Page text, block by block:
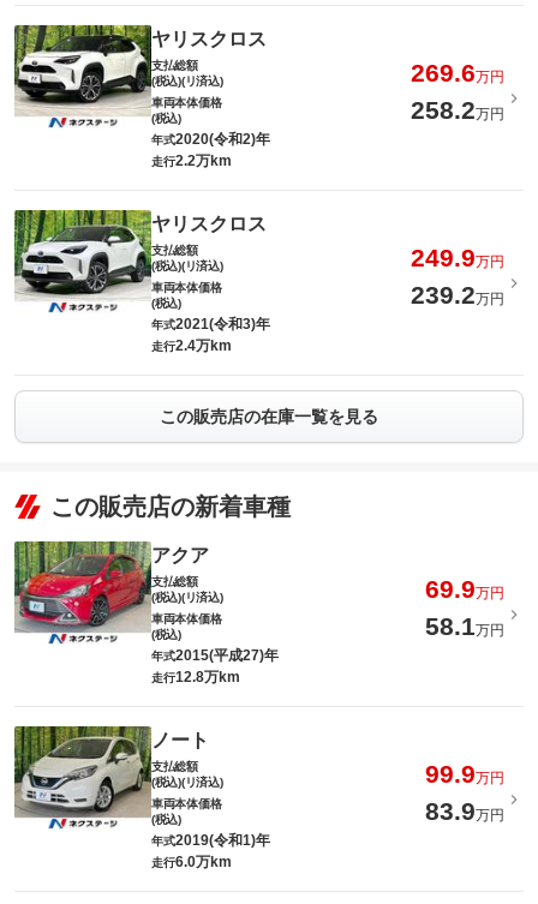
ヤリスクロス
支払総額
(税込)(リ済込)
269.6万円
車両本体価格
(税込)
258.2万円
年式2020(令和2)年
走行2.2万km
ヤリスクロス
支払総額
(税込)(リ済込)
249.9万円
車両本体価格
(税込)
239.2万円
年式2021(令和3)年
走行2.4万km
この販売店の在庫一覧を見る
この販売店の新着車種
アクア
支払総額
(税込)(リ済込)
69.9万円
車両本体価格
(税込)
58.1万円
年式2015(平成27)年
走行12.8万km
ノート
支払総額
(税込)(リ済込)
99.9万円
車両本体価格
(税込)
83.9万円
年式2019(令和1)年
走行6.0万km